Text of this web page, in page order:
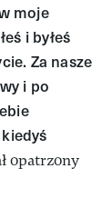
moje
i byłeś
Za nasze
i po
opatrzony